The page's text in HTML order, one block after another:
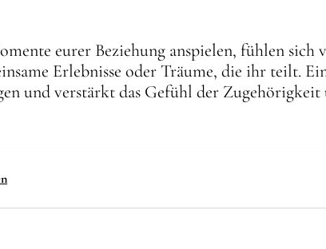
eurer Beziehung anspielen, fühlen sich
Erlebnisse oder Träume, die ihr teilt.
und verstärkt das Gefühl der Zugehörigkeit